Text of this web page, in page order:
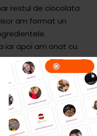
restul de ciocolata
am format un
iar apoi am onat cu
Am servit